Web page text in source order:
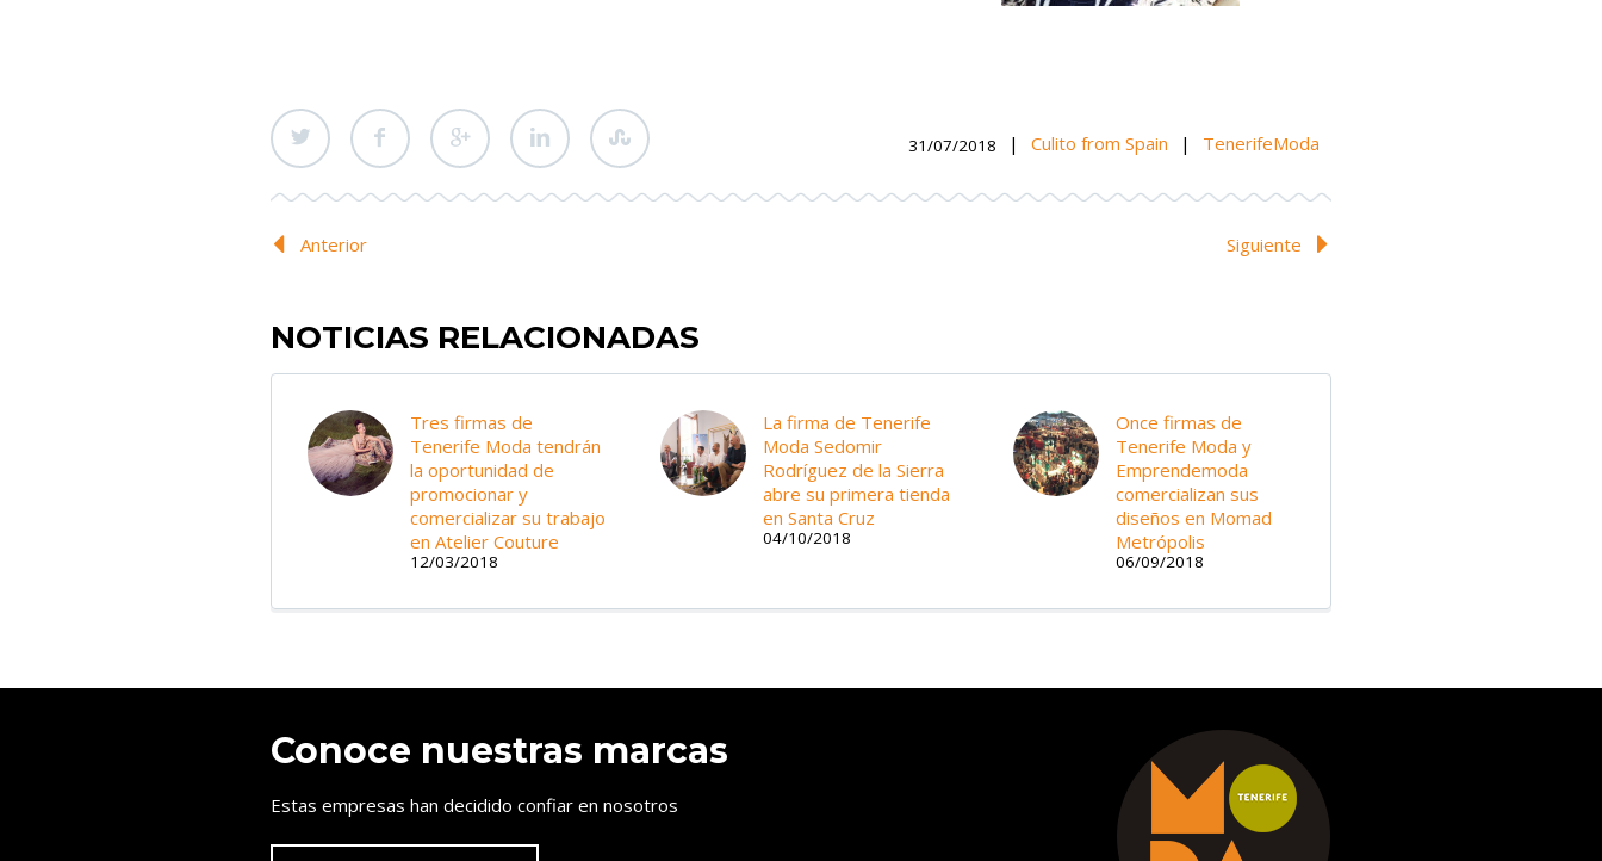
31/07/2018 | Culito from Spain | TenerifeModa
Anterior Siguiente
NOTICIAS RELACIONADAS
Tres firmas de
Tenerife Moda tendrán
la oportunidad de
promocionar y
comercializar su trabajo
en Atelier Couture
12/03/2018
La firma de Tenerife
Moda Sedomir
Rodríguez de la Sierra
abre su primera tienda
en Santa Cruz
04/10/2018
Once firmas de
Tenerife Moda y
Emprendemoda
comercializan sus
diseños en Momad
Metrópolis
06/09/2018
Conoce nuestras marcas
Estas empresas han decidido confiar en nosotros